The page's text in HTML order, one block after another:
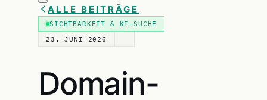
ALLE BEITRÄGE
SICHTBARKEIT & KI-SUCHE
23. JUNI 2026
Domain-